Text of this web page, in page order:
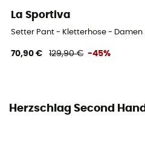
La Sportiva
Setter Pant - Kletterhose - Damen
70,90 € 129,90 € -45%
Herzschlag Second Hand